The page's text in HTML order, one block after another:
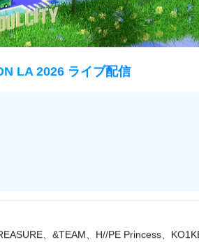
シー 放送番組編集基準
お問い合わせ・リクエスト
LA 2026 ライブ配信
、&TEAM、H//PE Princess、